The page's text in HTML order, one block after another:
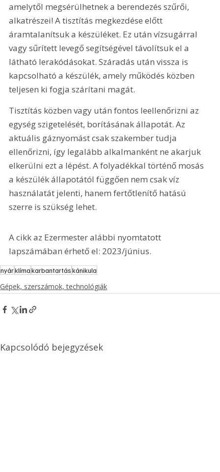
amelytől megsérülhetnek a berendezés szűrői,
alkatrészei! A tisztítás megkezdése előtt
áramtalanítsuk a készüléket. Ez után vízsugárral
vagy sűrített levegő segítségével távolítsuk el a
látható lerakódásokat. Száradás után vissza is
kapcsolható a készülék, amely működés közben
teljesen ki fogja szárítani magát.
Tisztítás közben vagy után fontos leellenőrizni az
egység szigetelését, borításának állapotát. Az
aktuális gáznyomást csak szakember tudja
ellenőrizni, így legalább alkalmanként ne akarjuk
elkerülni ezt a lépést. A folyadékkal történő mosás
a készülék állapotától függően nem csak víz
használatát jelenti, hanem fertőtlenítő hatású
szerre is szükség lehet.
A cikk az Ezermester alábbi nyomtatott
lapszámában érhető el: 2023/június.
nyárklímakarbantartáskánikula
Gépek, szerszámok, technológiák
Kapcsolódó bejegyzések